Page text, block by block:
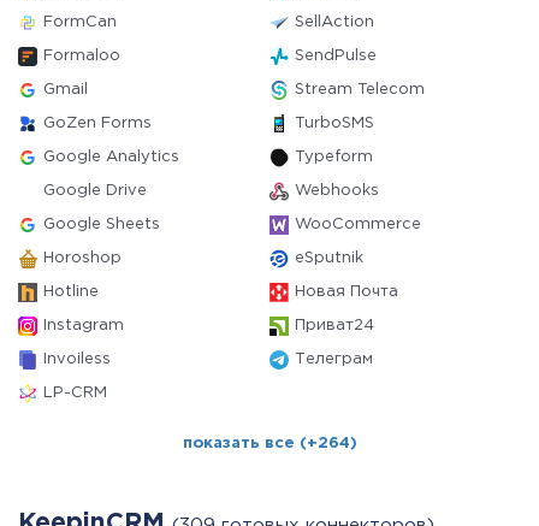
FormCan SellAction
Formaloo SendPulse
Gmail Stream Telecom
GoZen Forms TurboSMS
Google Analytics Typeform
Google Drive Webhooks
Google Sheets WooCommerce
Horoshop eSputnik
Hotline Новая Почта
Instagram Приват24
Invoiless Телеграм
LP-CRM
показать все (+264)